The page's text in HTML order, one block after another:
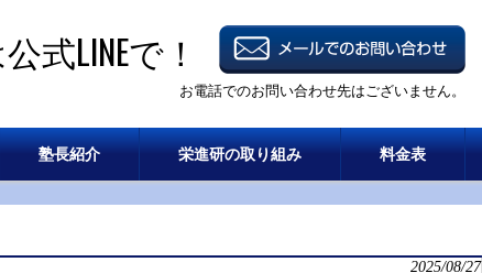
式LINEで！
お電話でのお問い合わせ先はございません。
塾長紹介 栄進研の取り組み 料金表
2025/08/27